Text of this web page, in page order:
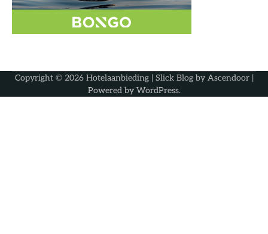
Copyright © 2026 Hotelaanbieding| Slick Blog by Ascendoor|
Powered by WordPress.